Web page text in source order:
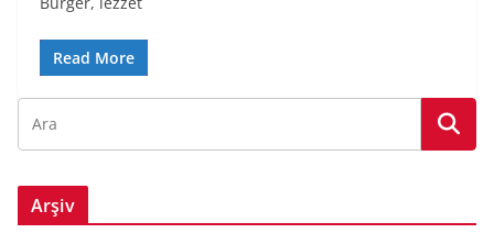
Read More
Arşiv